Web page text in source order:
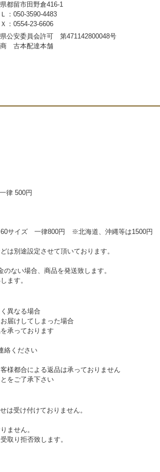
都留市田野倉416-1
：050-3590-4483
：0554-23-6606
公安委員会許可 第471142800048号
古本配達本舗
律 500円
60サイズ 一律800円 ※北海道、沖縄等は1500円
は別途設定させて頂いております。
ない場合、商品を発送致します。
ます。
異なる場合
届けしてしまった場合
承っております
絡ください
様都合による返品は承っておりません
をご了承下さい
は受け付けておりません。
ません。
取り拒否致します。